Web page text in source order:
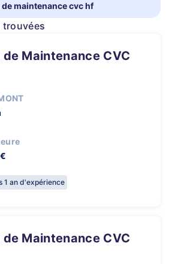
maintenance cvc hf
trouvées
1 an d'expérience